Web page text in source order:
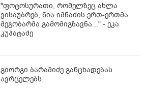
"ფოტოსურათი, რომელზეც ახლა
ვისაუბრებ, ნია იმნაძის ერთ-ერთმა
მეგობარმა გამომიგზავნა..." - ეკა
კუპატაძე
გიორგი ბარამიძე განცხადებას
ავრცელებს